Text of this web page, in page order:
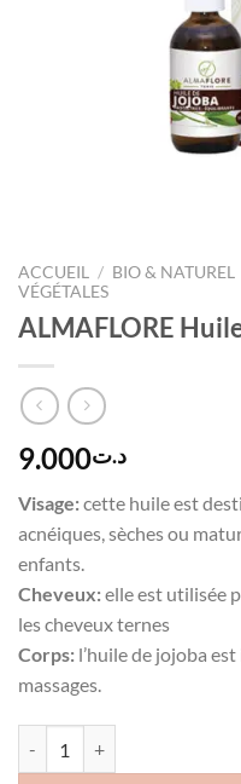
ACCUEIL / BIO & NATUREL
VÉGÉTALES
ALMAFLORE
د.ت9.000
Visage:cette huile est
acnéiques, sèches ou
enfants.
Cheveux:elle est utilisée
les cheveux ternes
Corps: l’huile de jojoba
massages.